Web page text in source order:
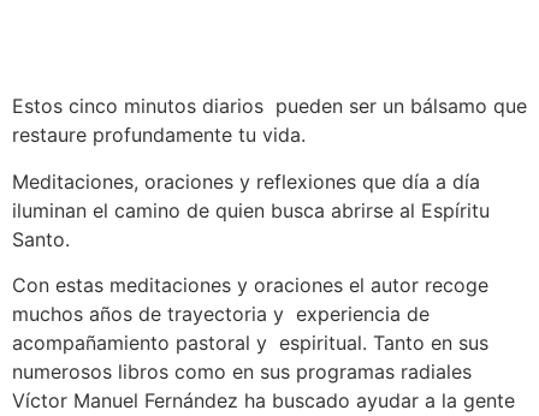
Estos cinco minutos diarios pueden ser un bálsamo que
restaure profundamente tu vida.
Meditaciones, oraciones y reflexiones que día a día
iluminan el camino de quien busca abrirse al Espíritu
Santo.
Con estas meditaciones y oraciones el autor recoge
muchos años de trayectoria y experiencia de
acompañamiento pastoral y espiritual. Tanto en sus
numerosos libros como en sus programas radiales
Víctor Manuel Fernández ha buscado ayudar a la gente